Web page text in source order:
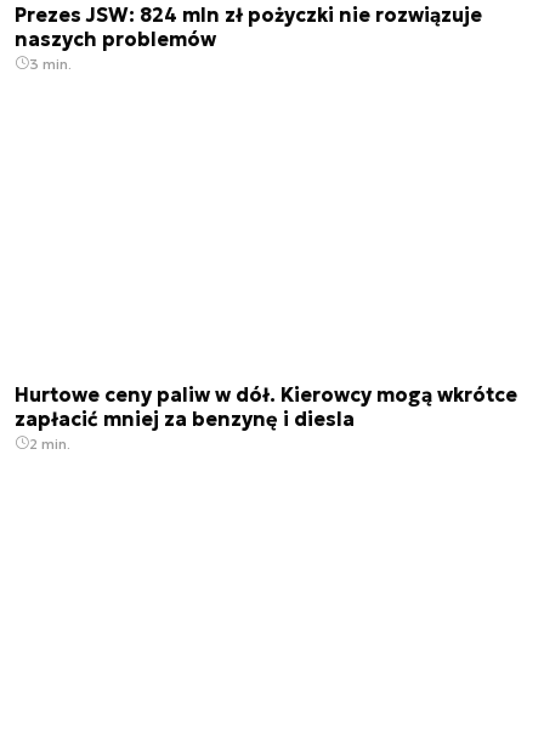
Prezes JSW: 824 mln zł pożyczki nie rozwiązuje
naszych problemów
3 min.
Hurtowe ceny paliw w dół. Kierowcy mogą wkrótce
zapłacić mniej za benzynę i diesla
2 min.